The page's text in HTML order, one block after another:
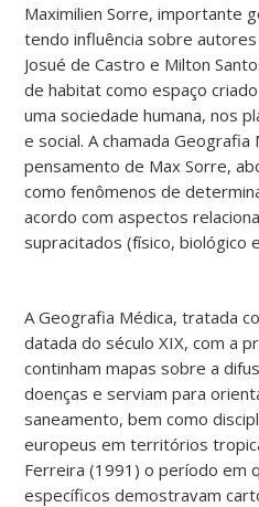
Maximilien Sorre, importante
tendo influência sobre
Josué de Castro e Milton
de habitat como espaço
uma sociedade humana, nos
e social. A chamada
pensamento de Max Sorre,
como fenômenos de
acordo com aspectos
supracitados (físico, biológico
A Geografia Médica, tratada
datada do século XIX, com a
continham mapas sobre a
doenças e serviam para
saneamento, bem como
europeus em territórios
Ferreira (1991) o período em
específicos demostravam